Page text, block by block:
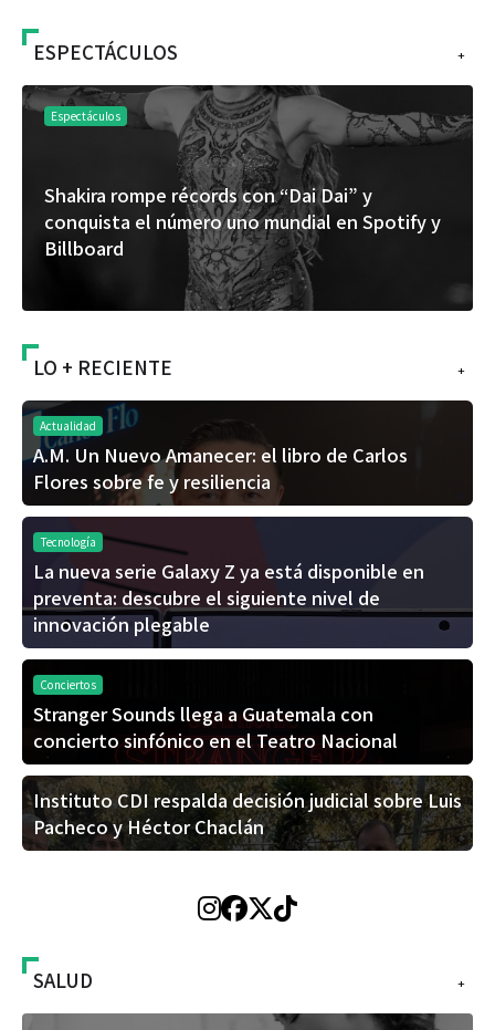
+
ESPECTÁCULOS
Espectáculos
Shakira rompe récords con “Dai Dai” y
conquista el número uno mundial en Spotify y
Billboard
+
LO + RECIENTE
Actualidad
A.M. Un Nuevo Amanecer: el libro de Carlos
Flores sobre fe y resiliencia
Tecnología
La nueva serie Galaxy Z ya está disponible en
preventa: descubre el siguiente nivel de
innovación plegable
Conciertos
Stranger Sounds llega a Guatemala con
concierto sinfónico en el Teatro Nacional
Instituto CDI respalda decisión judicial sobre Luis
Pacheco y Héctor Chaclán
+
SALUD